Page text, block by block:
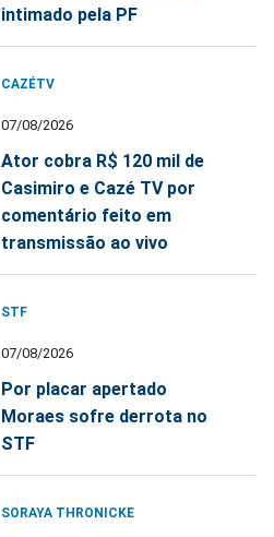
intimado pela PF
CAZÉTV
07/08/2026
Ator cobra R$ 120 mil de
Casimiro e Cazé TV por
comentário feito em
transmissão ao vivo
STF
07/08/2026
Por placar apertado
Moraes sofre derrota no
STF
SORAYA THRONICKE